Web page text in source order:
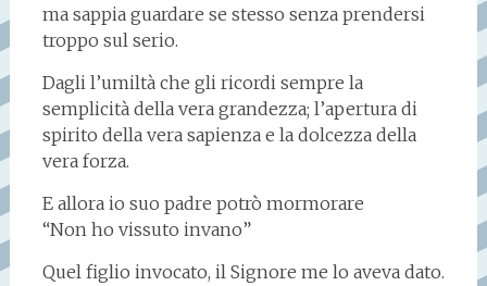
ma sappia guardare se stesso senza prendersi
troppo sul serio.
Dagli l’umiltà che gli ricordi sempre la
semplicità della vera grandezza; l’apertura di
spirito della vera sapienza e la dolcezza della
vera forza.
E allora io suo padre potrò mormorare
“Non ho vissuto invano”
Quel figlio invocato, il Signore me lo aveva dato.